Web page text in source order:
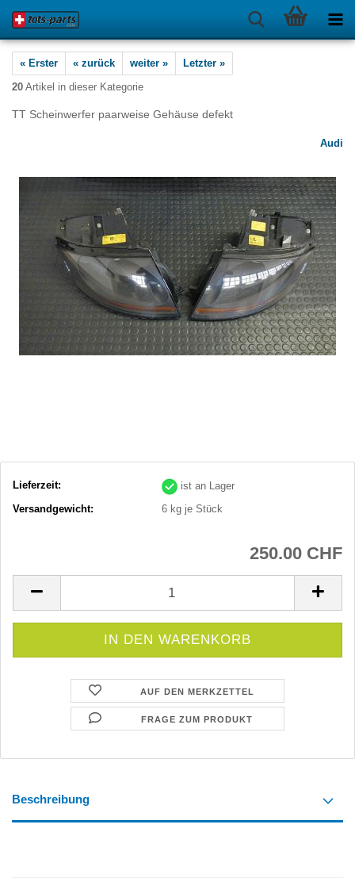
« Erster « zurück weiter »
Letzter »
20 Artikel in dieser Kategorie
TT Scheinwerfer paarweise Gehäuse defekt
Audi
Lieferzeit:
ist an Lager
Versandgewicht:
6 kg je Stück
250.00 CHF
AUF DEN MERKZETTEL
FRAGE ZUM PRODUKT
Beschreibung